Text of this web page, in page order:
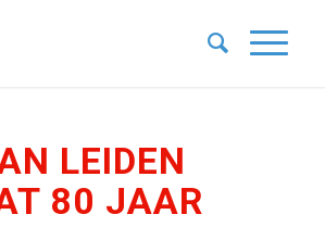
LEIDEN
80 JAAR